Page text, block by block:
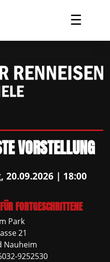
☰
VORSTELLUNG
20.09.2026 | 18:00
FORTGESCHRITTENE
Park
21
Nauheim
9252530